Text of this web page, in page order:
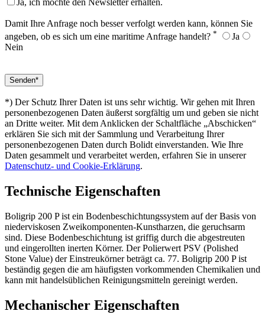
Damit Ihre Anfrage noch besser verfolgt werden kann, können Sie
angeben, ob es sich um eine maritime Anfrage handelt? *
Ja
Nein
*) Der Schutz Ihrer Daten ist uns sehr wichtig. Wir gehen mit Ihren
personenbezogenen Daten äußerst sorgfältig um und geben sie nicht
an Dritte weiter. Mit dem Anklicken der Schaltfläche „Abschicken“
erklären Sie sich mit der Sammlung und Verarbeitung Ihrer
personenbezogenen Daten durch Bolidt einverstanden. Wie Ihre
Daten gesammelt und verarbeitet werden, erfahren Sie in unserer
Datenschutz- und Cookie-Erklärung.
Technische Eigenschaften
Boligrip 200 P ist ein Bodenbeschichtungssystem auf der Basis von
niederviskosen Zweikomponenten-Kunstharzen, die geruchsarm
sind. Diese Bodenbeschichtung ist griffig durch die abgestreuten
und eingerollten inerten Körner. Der Polierwert PSV (Polished
Stone Value) der Einstreukörner beträgt ca. 77. Boligrip 200 P ist
beständig gegen die am häufigsten vorkommenden Chemikalien und
kann mit handelsüblichen Reinigungsmitteln gereinigt werden.
Mechanischer Eigenschaften